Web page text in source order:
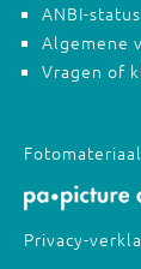
ANBI-status
Algemene
Vragen of
Privacy-